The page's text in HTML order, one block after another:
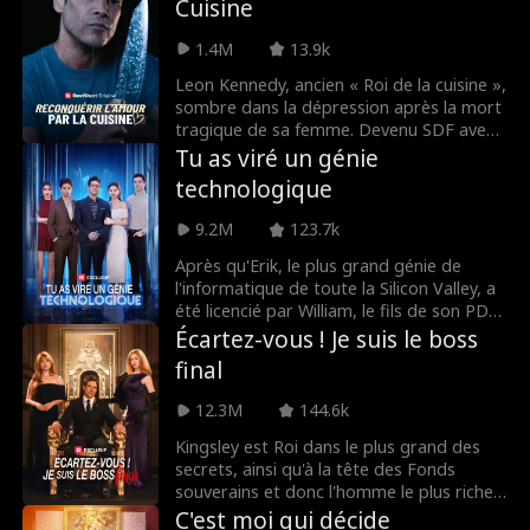
croient que son handicap la rend faible.
suspects de son passé, elle doit
prudemment affronter les trahisons tout
en faisant semblant de ne pas entendre
les conspirations qui se déroulent autour
d'elle afin de pouvoir poursuivre en justice
ceux qui lui ont fait du tort.
Cuisine
1.4M
13.9k
Leon Kennedy, ancien « Roi de la cuisine »,
sombre dans la dépression après la mort
tragique de sa femme. Devenu SDF avec
son chien Dante, il trouve refuge dans un
restaurant où il affronte les humiliations
du sous-chef Bryant. Quand l'homme
d'affaires William menace l'établissement,
Leon révèle son talent légendaire. Hélas,
sa gloire et sa joie retrouvées
s'évanouissent trop tôt : Bryant le
calomnie et William tue Dante. Brisé une
nouvelle fois, Leon saisit son couteau de
chef, assoiffé de vengeance.
Tu as viré un génie
technologique
9.2M
123.7k
Après qu'Erik, le plus grand génie de
l'informatique de toute la Silicon Valley, a
été licencié par William, le fils de son PDG,
il s'associe à Evelyn, la belle PDG d'une
entreprise concurrente. Cela entraîne la
faillite de son ancien employeur, et
lorsque William se rend compte qu'il a
licencié la mauvaise personne, il est déjà
trop tard....
Écartez-vous ! Je suis le boss
final
12.3M
144.6k
Kingsley est Roi dans le plus grand des
secrets, ainsi qu'à la tête des Fonds
souverains et donc l'homme le plus riche
sur Terre. Cependant, lors de son retour
C'est moi qui décide